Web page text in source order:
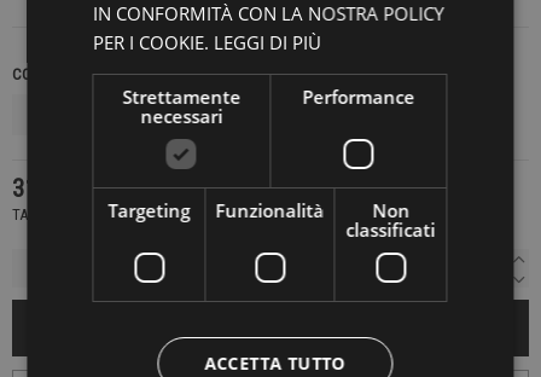
COLORE MISURA
314,30 €449,00 € -30%
TASSE INCLUSE
IN CONFORMITÀ CON LA NOSTRA POLICY
PER I COOKIE. LEGGI DI PIÙ
Strettamente
necessari
Performance
Targeting Funzionalità
Non
classificati
ACCETTA TUTTO